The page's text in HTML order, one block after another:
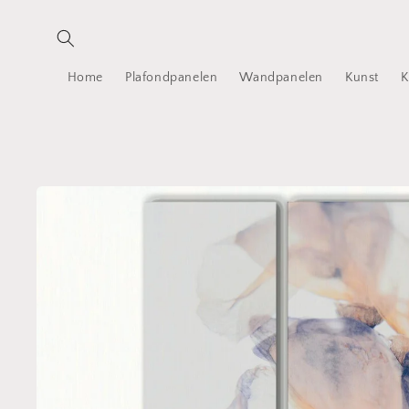
content
Home Plafondpanelen Wandpanelen Kunst